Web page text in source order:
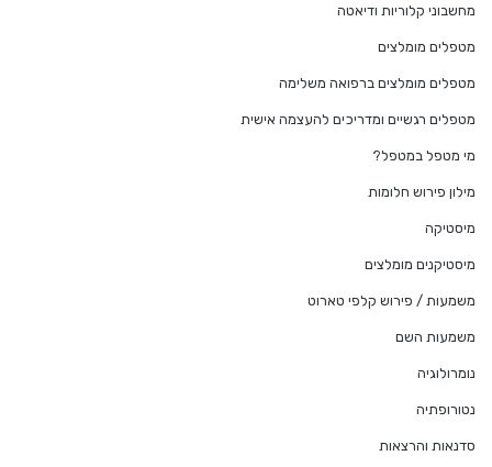
מחשבוני קלוריות ודיאטה
מטפלים מומלצים
מטפלים מומלצים ברפואה משלימה
מטפלים רגשיים ומדריכים להעצמה אישית
מי מטפל במטפל?
מילון פירוש חלומות
מיסטיקה
מיסטיקנים מומלצים
משמעות / פירוש קלפי טארוט
משמעות השם
נומרולוגיה
נטורופתיה
סדנאות והרצאות